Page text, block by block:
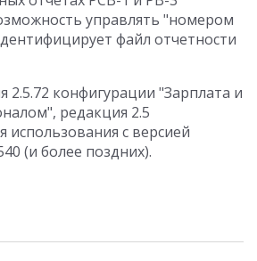
управлять "номером
файл отчетности
2.5.72 конфигурации "Зарплата и
редакция 2.5
использования с версией
(и более поздних).